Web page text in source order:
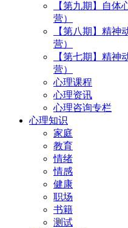
【第九期】自体
营）
【第八期】精神
营）
【第七期】精神
营）
心理课程
心理资讯
心理咨询专栏
心理知识
家庭
教育
情绪
情感
健康
职场
书籍
测试